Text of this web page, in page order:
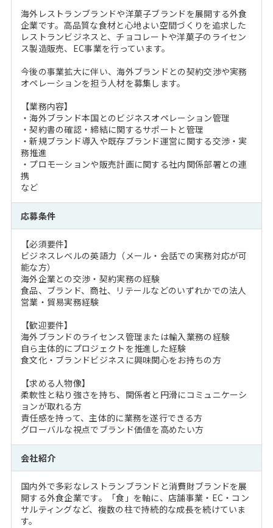
MBAを生かす求人特集
年齢と年収の相関図
MBA NETWORKING
海外レストランブランドや洋菓子ブランドを展開する外食
企業です。高品質な食材と心地よい空間づくりを追求した
レストランビジネスと、チョコレートや洋菓子のライセン
ス製造販売、EC事業を行っています。
今後の事業拡大に伴い、海外ブランドとの契約交渉や実務
オペレーションを担う人材を募集します。
【業務内容】
・海外ブランド本国とのビジネスオペレーション管理
・契約書の確認・締結に関するサポートと管理
・新規ブランド導入や既存ブランド運営に関する交渉・実
務推進
・プロモーションや販売計画に関する社内関係部署との連
携
など
応募条件
【必須要件】
ビジネスレベルの英語力（メール・会話での実務対応が可
能な方）
海外企業との交渉・契約実務の経験
食品、ブランド、商社、リテールなどのいずれかでの法人
営業・貿易実務経験
【歓迎要件】
海外ブランドのライセンス管理または輸入業務の経験
自ら主体的にプロジェクトを推進した経験
食文化・ブランドビジネスに興味関心をお持ちの方
【求める人物像】
柔軟性と粘り強さを持ち、関係者と円滑にコミュニケーシ
ョンが取れる方
責任感を持って、主体的に業務を遂行できる方
グローバルな視点でブランド価値を高めたい方
会社紹介
国内外で多彩なレストランブランドと消費財ブランドを展
開する外食企業です。「食」を軸に、店舗事業・EC・コン
サルティングなど、複数の柱で持続的な成長を続けていま
す。